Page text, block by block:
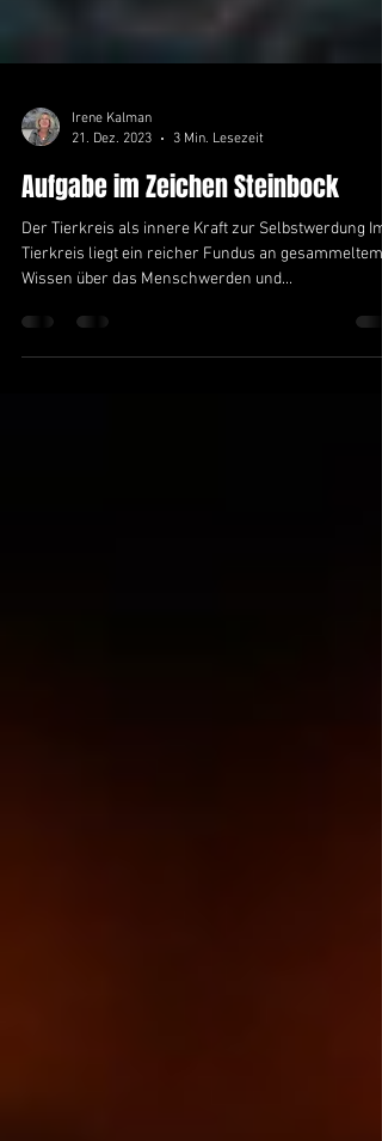
Irene Kalman
21. Dez. 2023
3 Min. Lesezeit
Aufgabe im Zeichen Steinbock
Der Tierkreis als innere Kraft zur Selbstwerdung Im
Tierkreis liegt ein reicher Fundus an gesammeltem